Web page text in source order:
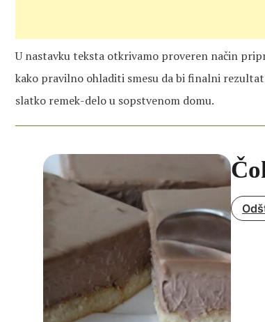
U nastavku teksta otkrivamo proveren način
kako pravilno ohladiti smesu da bi finalni
slatko remek-delo u sopstvenom domu.